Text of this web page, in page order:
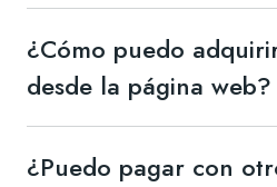
¿Cómo puedo
desde la página web?
realizar la compra. Agunos
¿Puedo pagar con